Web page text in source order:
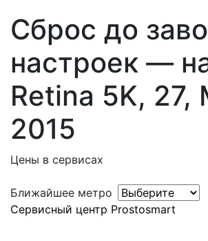
Сброс до
настроек —
Retina 5K, 27,
2015
Цены в сервисах
Ближайшее метро
Сервисный центр Prostosmart